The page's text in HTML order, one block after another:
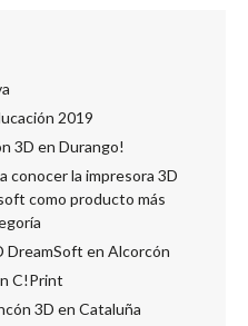
2019
3D en Durango!
conocer la impresora 3D
como producto más
DreamSoft en Alcorcón
C!Print
3D en Cataluña